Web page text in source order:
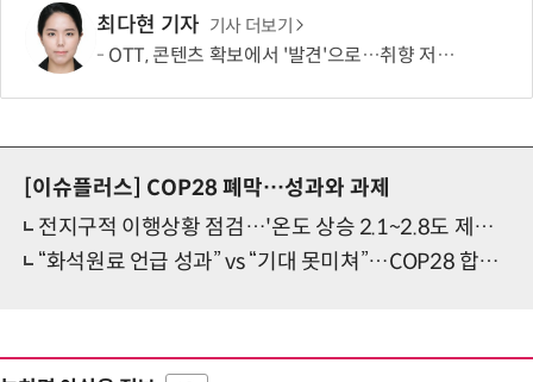
최다현 기자 기사 더보기
OTT, 콘텐츠 확보에서 '발견'으로…취향 저격이 이탈 막는다
[이슈플러스] COP28 폐막…성과와 과제
전지구적 이행상황 점검…'온도 상승 2.1~2.8도 제한' 확인
“화석원료 언급 성과” vs “기대 못미쳐”…COP28 합의문 엇갈린 평가